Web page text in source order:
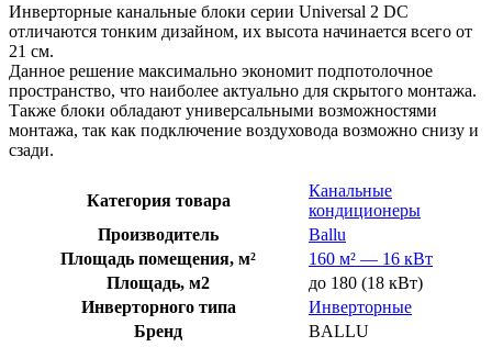
Инверторные канальные блоки серии Universal 2 DC
отличаются тонким дизайном, их высота начинается всего от
21 см.
Данное решение максимально экономит подпотолочное
пространство, что наиболее актуально для скрытого монтажа.
Также блоки обладают универсальными возможностями
монтажа, так как подключение воздуховода возможно снизу и
сзади.
Категория товара
Канальные
кондиционеры
Производитель
Ballu
Площадь помещения, м²
160 м² — 16 кВт
Площадь, м2
до 180 (18 кВт)
Инверторного типа
Инверторные
Бренд
BALLU